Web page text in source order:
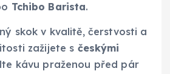
Tchibo Barista.
skok v kvalitě, čerstvosti a
zažijete s českými
kávu praženou před pár